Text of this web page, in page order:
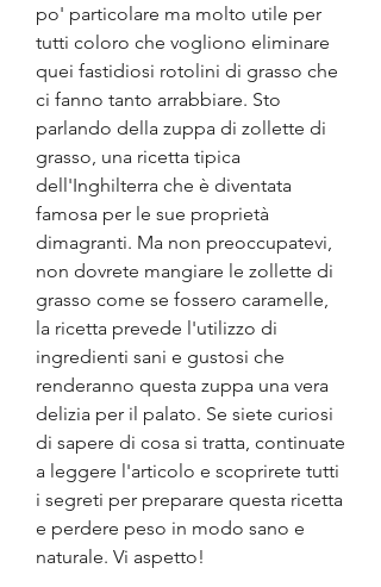
po' particolare ma molto utile per
tutti coloro che vogliono eliminare
quei fastidiosi rotolini di grasso che
ci fanno tanto arrabbiare. Sto
parlando della zuppa di zollette di
grasso, una ricetta tipica
dell'Inghilterra che è diventata
famosa per le sue proprietà
dimagranti. Ma non preoccupatevi,
non dovrete mangiare le zollette di
grasso come se fossero caramelle,
la ricetta prevede l'utilizzo di
ingredienti sani e gustosi che
renderanno questa zuppa una vera
delizia per il palato. Se siete curiosi
di sapere di cosa si tratta, continuate
a leggere l'articolo e scoprirete tutti
i segreti per preparare questa ricetta
e perdere peso in modo sano e
naturale. Vi aspetto!